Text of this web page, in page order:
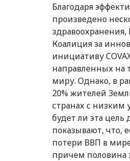
Благодаря
произведено
Коалиция за
инициативу
направленных на
миру. Однако, в
20% жителей
странах с низким
будет ли эта
показывают, что,
потери ВВП в
причем половина